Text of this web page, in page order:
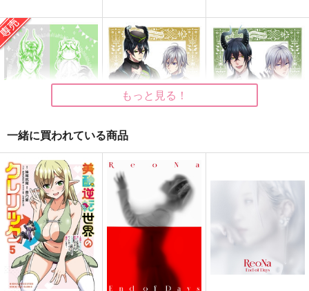
Forever Mine -
Wedding Ceremony-
三色茶房。
2,000円 （税込）
マレウス×シルバー
作品詳細
5 stories about tea
千の亡羊
1,000円（税込）
アズール×ジェイド
大学講師×男子大学
生
Happy Halloween St
ories
テアトル駒鳥
787円（税込）
Marcate
竜舞屋
専売 495円（税込）
その他
マレウス×シルバー
サンプル
マレシルチャンネル
#5
三色茶房。
629円 （税込）
マレウス×シルバー
サンプル
#1234
三色茶房。
その他
サンプル
もっと見る！
一緒に買われている商品